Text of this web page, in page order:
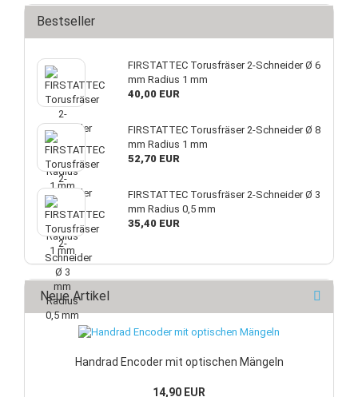
Bestseller
FIRSTATTEC Torusfräser 2-Schneider Ø 6
mm Radius 1 mm
40,00 EUR
FIRSTATTEC Torusfräser 2-Schneider Ø 8
mm Radius 1 mm
52,70 EUR
FIRSTATTEC Torusfräser 2-Schneider Ø 3
mm Radius 0,5 mm
35,40 EUR
Neue Artikel
Handrad Encoder mit optischen Mängeln
14,90 EUR